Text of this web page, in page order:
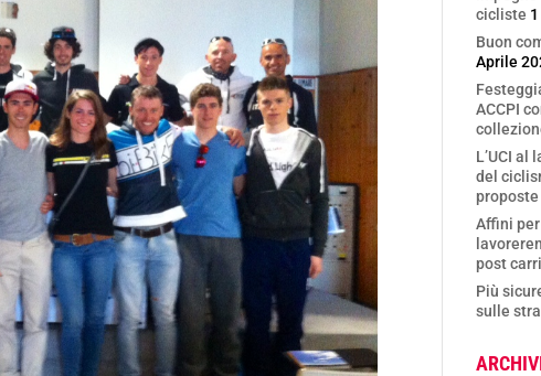
cicliste
Buon
Aprile
ACCPI
L’UCI al
del
proposte
Affini
post
Più
sulle